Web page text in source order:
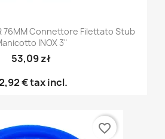
76MM Connettore Filettato Stub
INOX 3"
53,09 zł
€tax incl.
favorite_border